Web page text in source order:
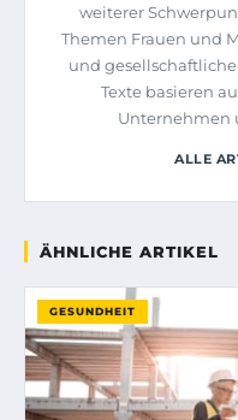
weiterer
Themen Frauen und
und
Texte basieren
Unternehmen
ALLE
ÄHNLICHE ARTIKEL
GESUNDHEIT